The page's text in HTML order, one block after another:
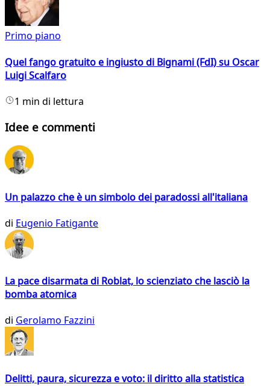
Primo piano
Quel fango gratuito e ingiusto di Bignami (FdI) su Oscar
Luigi Scalfaro
1 min di lettura
Idee e commenti
Un palazzo che è un simbolo dei paradossi all'italiana
di Eugenio Fatigante
La pace disarmata di Roblat, lo scienziato che lasciò la
bomba atomica
di Gerolamo Fazzini
Delitti, paura, sicurezza e voto: il diritto alla statistica